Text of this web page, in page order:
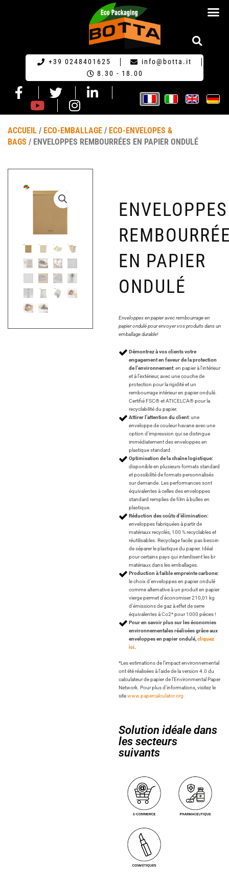
+39 0248401625
info@botta.it
8.30 - 18.00
ACCUEIL / ECO-EMBALLAGE / ECO-ENVELOPES &
BAGS / ENVELOPPES REMBOURRÉES EN PAPIER ONDULÉ
ENVELOPPES
EN PAPIER
ONDULÉ
Enveloppes en papier avec rembourrage en
papier ondulé pour envoyer vos produits dans un
emballage durable!
Démontrez à vos clients votre
engagement en faveur de la protection
de l’environnement: en papier à l’intérieur
et à l’extérieur, avec une couche de
protection pour la rigidité et un
rembourrage intérieur en papier ondulé.
Certifié FSC® et ATICELCA® pour la
recyclabilité du papier.
Attirer l’attention du client: une
enveloppe de couleur havane avec une
option d’impression qui se distingue
immédiatement des enveloppes en
plastique standard.
Optimisation de la chaîne logistique:
disponible en plusieurs formats standard
et possibilité de formats personnalisés
sur demande. Les performances sont
équivalentes à celles des enveloppes
standard remplies de film à bulles en
plastique.
Réduction des coûts d’élimination:
enveloppes fabriquées à partir de
matériaux recyclés, 100 % recyclables et
réutilisables. Recyclage facile: pas besoin
de séparer le plastique du papier. Idéal
pour certains pays qui interdisent les bi-
matériaux dans les emballages.
Production à faible empreinte carbone:
le choix d’enveloppes en papier ondulé
comme alternative à un produit en papier
vierge permet d’économiser 210,01 kg
d’émissions de gaz à effet de serre
équivalentes à Co2* pour 1000 pièces !
Pour en savoir plus sur les économies
environnementales réalisées grâce aux
enveloppes en papier ondulé,cliquez
ici.
*Les estimations de l’impact environnemental
ont été réalisées à l’aide de la version 4.0 du
calculateur de papier de l’Environmental Paper
Network. Pour plus d’informations, visitez le
sitewww.papercalculator.org
Solution idéale dans
les secteurs
suivants